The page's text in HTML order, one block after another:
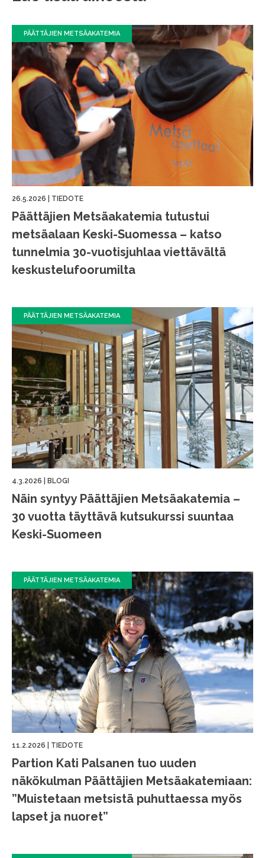
PÄÄTTÄJIEN METSÄAKATEMIA
26.5.2026 TIEDOTE
Päättäjien Metsäakatemia tutustui
metsäalaan Keski-Suomessa – katso
tunnelmia 30-vuotisjuhlaa viettävältä
keskustelufoorumilta
PÄÄTTÄJIEN METSÄAKATEMIA
4.3.2026 BLOGI
Näin syntyy Päättäjien Metsäakatemia –
30 vuotta täyttävä kutsukurssi suuntaa
Keski-Suomeen
PÄÄTTÄJIEN METSÄAKATEMIA
11.2.2026 TIEDOTE
Partion Kati Palsanen tuo uuden
näkökulman Päättäjien Metsäakatemiaan:
”Muistetaan metsistä puhuttaessa myös
lapset ja nuoret”